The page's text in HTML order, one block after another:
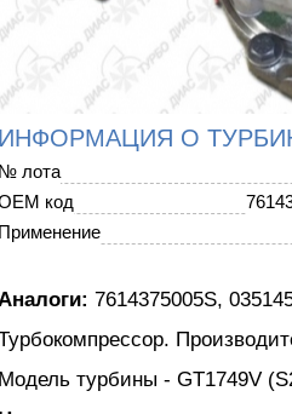
ИНФОРМАЦИЯ О
№ лота
код
Применение
7614375005S,
Модель турбины - GT1749V